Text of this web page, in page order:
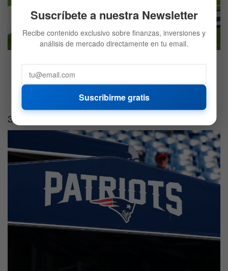
Ingresos: 723 millones de dólares
3. New England Patriots
Suscríbete a nuestra Newsletter
Recibe contenido exclusivo sobre finanzas, inversiones y
análisis de mercado directamente en tu email.
Suscribirme gratis